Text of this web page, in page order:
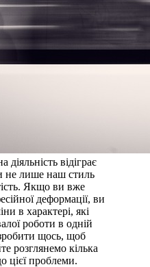
відіграє
не лише наш стиль
Якщо ви вже
деформації, ви
в характері, які
роботи в одній
щось, щоб
розглянемо кілька
цієї проблеми.